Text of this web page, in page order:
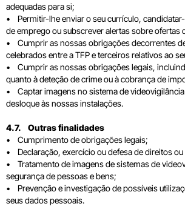
adequadas para si;
• Permitir-lhe enviar o seu currículo,
de emprego ou subscrever alertas sobre ofertas
• Cumprir as nossas obrigações decorrentes
celebrados entre a TFP e terceiros relativos ao
• Cumprir as nossas obrigações legais,
quanto à deteção de crime ou à cobrança de
• Captar imagens no sistema de
desloque às nossas instalações.
4.7. Outras finalidades
• Cumprimento de obrigações legais;
• Declaração, exercício ou defesa de direitos ou
• Tratamento de imagens de sistemas de
segurança de pessoas e bens;
• Prevenção e investigação de possíveis
seus dados pessoais.